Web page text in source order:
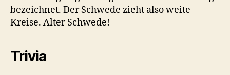
bezeichnet. Der Schwede zieht also weite
Kreise. Alter Schwede!
Trivia